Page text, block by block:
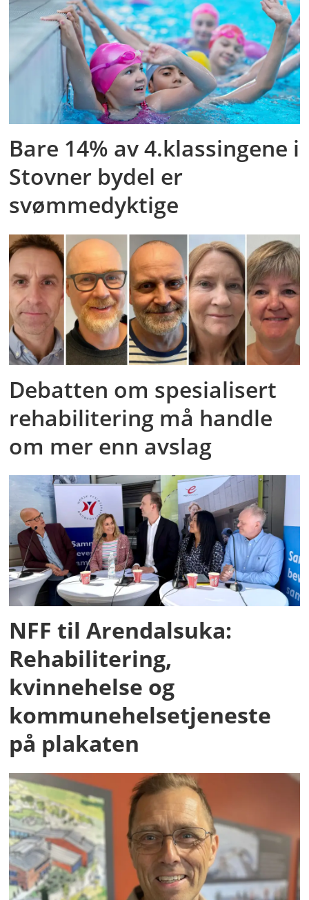
Bare 14% av 4.klassingene i
Stovner bydel er
svømmedyktige
Debatten om spesialisert
rehabilitering må handle
om mer enn avslag
NFF til Arendalsuka:
Rehabilitering,
kvinnehelse og
kommunehelsetjeneste
på plakaten